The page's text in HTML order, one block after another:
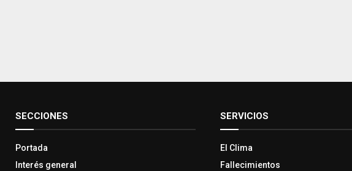
SECCIONES
Portada
Interés general
SERVICIOS
El Clima
Fallecimientos